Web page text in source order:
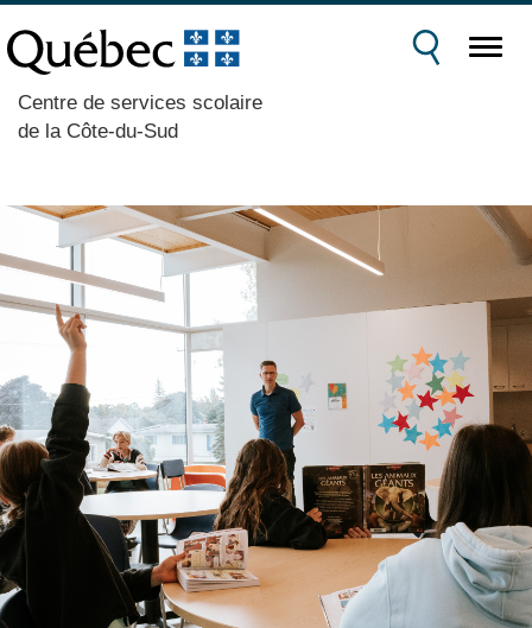
Centre de services scolaire
de la Côte-du-Sud